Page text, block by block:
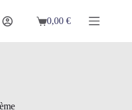
Panier
0,00€